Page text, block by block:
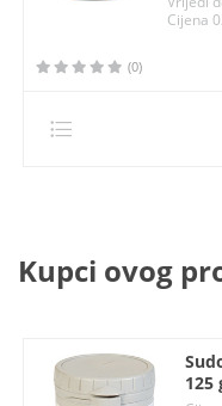
Cijena
(0)
Kupci ovog
125